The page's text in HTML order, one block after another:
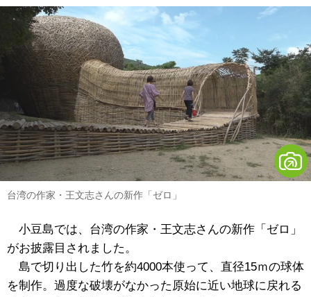
台湾の作家・王文志さんの新作「ゼロ」
小豆島では、台湾の作家・王文志さんの新作「ゼロ」
がお披露目されました。
島で切り出した竹を約4000本使って、直径15ｍの球体
を制作。過度な破壊がなかった原始に近い地球に戻れる